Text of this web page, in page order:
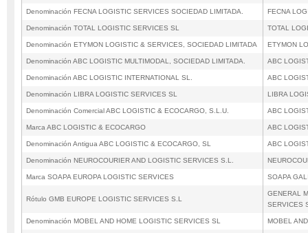
Denominación FECNA LOGISTIC SERVICES SOCIEDAD LIMITADA. FECNA
Denominación TOTAL LOGISTIC SERVICES SL TOTAL
Denominación ETYMON LOGISTIC & SERVICES, SOCIEDAD LIMITADA ETYMON
Denominación ABC LOGISTIC MULTIMODAL, SOCIEDAD LIMITADA. ABC
Denominación ABC LOGISTIC INTERNATIONAL SL. ABC
Denominación LIBRA LOGISTIC SERVICES SL LIBRA
Denominación Comercial ABC LOGISTIC & ECOCARGO, S.L.U. ABC
Marca ABC LOGISTIC & ECOCARGO ABC
Denominación Antigua ABC LOGISTIC & ECOCARGO, SL ABC
Denominación NEUROCOURIER AND LOGISTIC SERVICES S.L.
Marca SOAPA EUROPA LOGISTIC SERVICES SOAPA
Rótulo GMB EUROPE LOGISTIC SERVICES S.L
GENERAL
SERVICES
Denominación MOBEL AND HOME LOGISTIC SERVICES SL MOBEL